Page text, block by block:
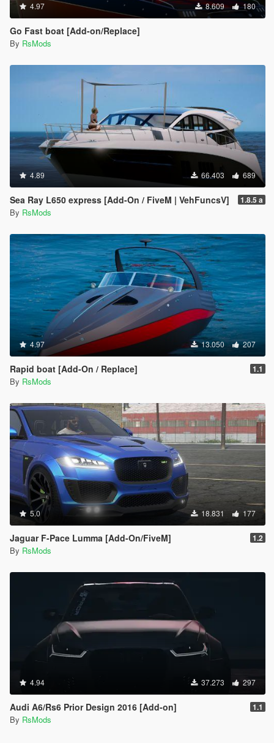
4.97 8.609 180
Go Fast boat [Add-on/Replace]
By RsMods
4.89 66.403 689
Sea Ray L650 express [Add-On / FiveM | VehFuncsV] 1.8.5 a
By RsMods
4.97 13.050 207
Rapid boat [Add-On / Replace] 1.1
By RsMods
5.0 18.831 177
Jaguar F-Pace Lumma [Add-On/FiveM] 1.2
By RsMods
4.94 37.273 297
Audi A6/Rs6 Prior Design 2016 [Add-on] 1.1
By RsMods